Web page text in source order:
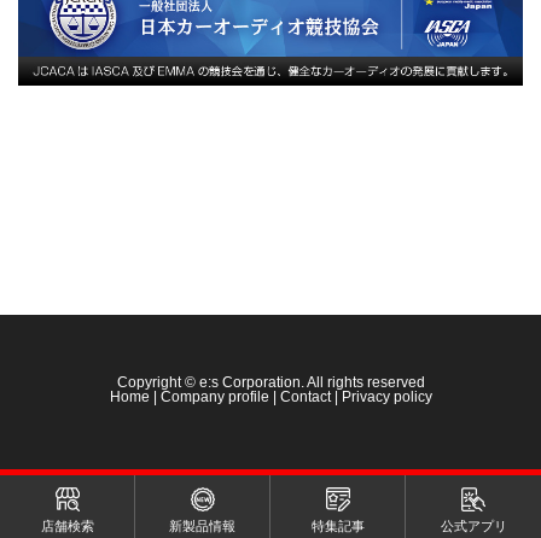
Copyright © e:s Corporation. All rights reserved
Home
Company profile Contact| Privacy policy
店舗検索 新製品情報 特集記事 公式アプリ